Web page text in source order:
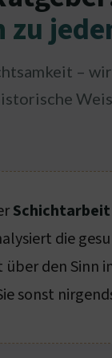
zu
–
die
den Sinn
sonst